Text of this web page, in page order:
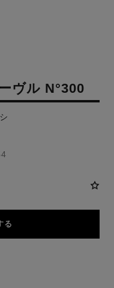
ヴル N°300
る